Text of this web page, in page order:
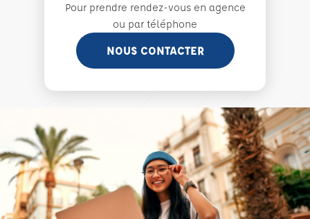
Pour prendre rendez-vous en agence
ou par téléphone
NOUS CONTACTER